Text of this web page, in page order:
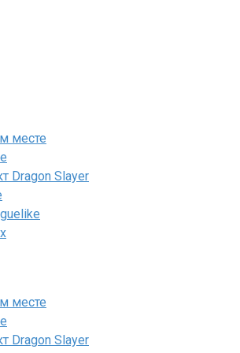
месте
Dragon Slayer
месте
Dragon Slayer